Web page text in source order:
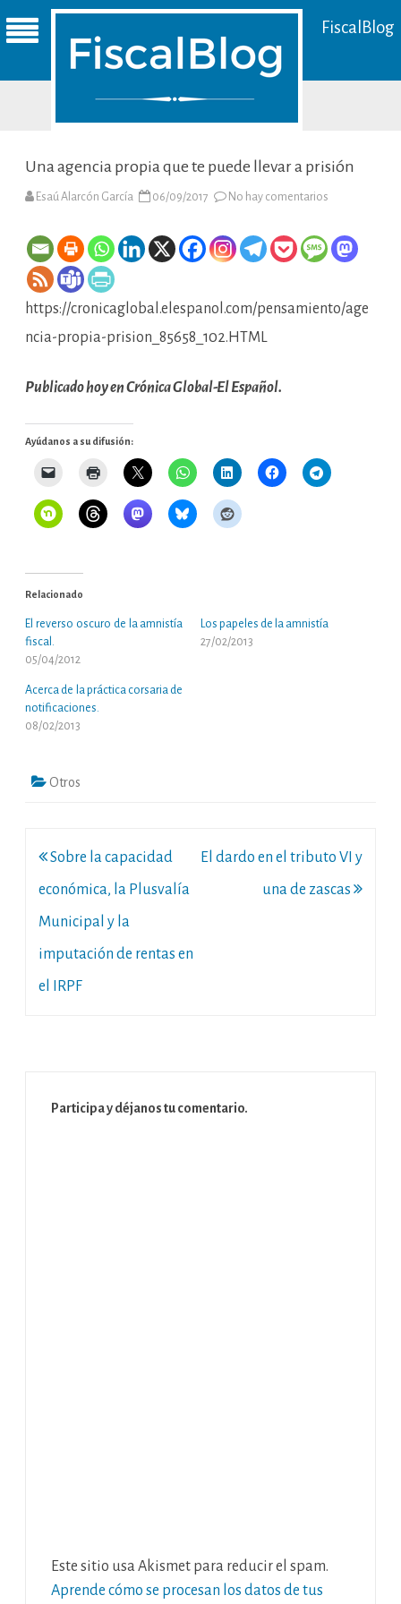
FiscalBlog
Una agencia propia que te puede llevar a prisión
Esaú Alarcón García 06/09/2017 No hay comentarios
propia
que
te
prisión
https://cronicaglobal.elespanol.com/pensamiento/age
ncia-propia-prision_85658_102.HTML
Publicado hoy en Crónica Global-El Español.
Ayúdanos a su difusión:
Relacionado
El reverso oscuro de la amnistía
fiscal.
05/04/2012
Los papeles de la amnistía
27/02/2013
Acerca de la práctica corsaria de
notificaciones.
08/02/2013
Otros
Navegación
de
entradas
Sobre la capacidad
económica, la Plusvalía
Municipal y la
imputación de rentas en
el IRPF
El dardo en el tributo VI y
una de zascas
Participa y déjanos tu comentario.
Este sitio usa Akismet para reducir el spam.
Aprende cómo se procesan los datos de tus